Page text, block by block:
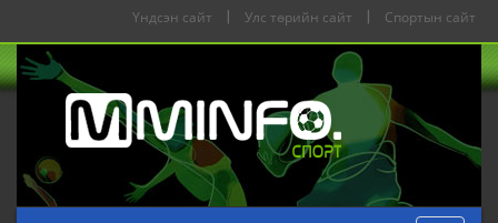
Үндсэн сайт Улс төрийн сайт Спортын сайт